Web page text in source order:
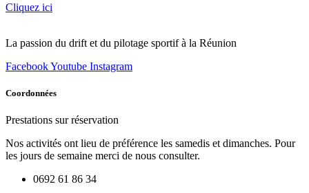
Cliquez ici
La passion du drift et du pilotage sportif à la Réunion
FacebookYoutube Instagram
Coordonnées
Prestations sur réservation
Nos activités ont lieu de préférence les samedis et dimanches. Pour
les jours de semaine merci de nous consulter.
0692 61 86 34